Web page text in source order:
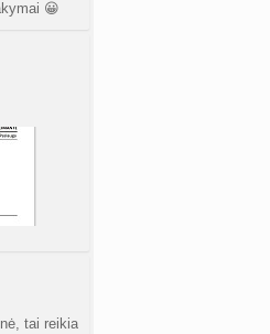
😀
tai reikia